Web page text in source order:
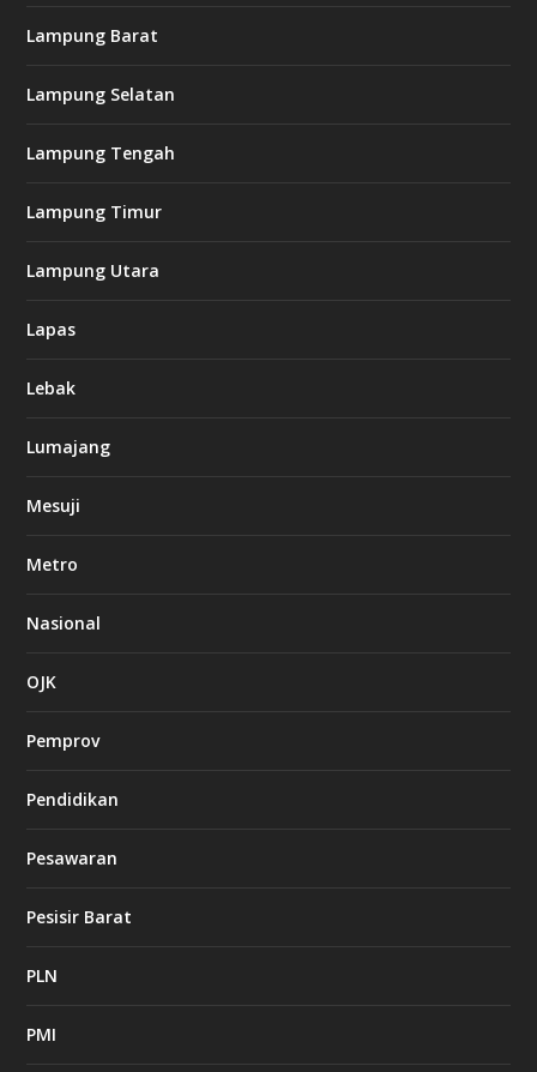
Lampung Barat
Lampung Selatan
Lampung Tengah
Lampung Timur
Lampung Utara
Lapas
Lebak
Lumajang
Mesuji
Metro
Nasional
OJK
Pemprov
Pendidikan
Pesawaran
Pesisir Barat
PLN
PMI